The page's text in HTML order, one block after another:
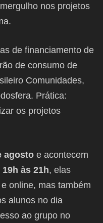
nos projetos
de financiamento de
de consumo de
Comunidades,
Prática:
os projetos
agosto e acontecem
às 21h, elas
online, mas também
alunos no dia
ao grupo no